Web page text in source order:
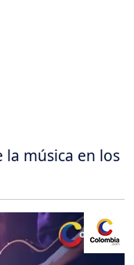
música en los